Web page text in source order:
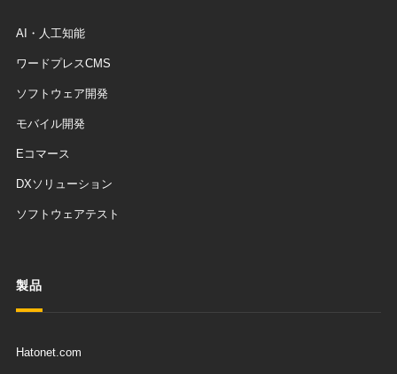
AI・人工知能
ワードプレスCMS
ソフトウェア開発
モバイル開発
Eコマース
DXソリューション
ソフトウェアテスト
製品
Hatonet.com